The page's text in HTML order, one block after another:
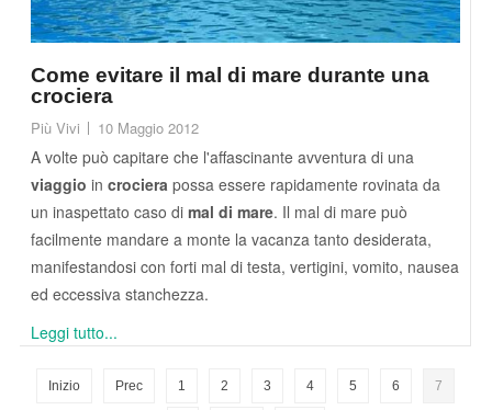
Come evitare il mal di mare durante una
crociera
Più Vivi 10 Maggio 2012
A volte può capitare che l'affascinante avventura di una
viaggio in crociera possa essere rapidamente rovinata da
un inaspettato caso di mal di mare. Il mal di mare può
facilmente mandare a monte la vacanza tanto desiderata,
manifestandosi con forti mal di testa, vertigini, vomito, nausea
ed eccessiva stanchezza.
Leggi tutto...
Inizio Prec 1 2 3 4 5 6 7